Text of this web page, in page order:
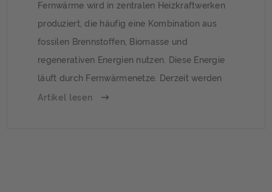
Fernwärme wird in zentralen Heizkraftwerken
produziert, die häufig eine Kombination aus
fossilen Brennstoffen, Biomasse und
regenerativen Energien nutzen. Diese Energie
läuft durch Fernwärmenetze. Derzeit werden
bundesweit rund 16 Prozent der deutschen
Artikel lesen